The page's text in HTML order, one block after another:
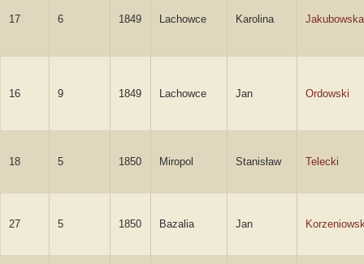
17 6 1849 Lachowce Karolina Jakubowska
16 9 1849 Lachowce Jan Ordowski
18 5 1850 Miropol Stanisław Telecki
27 5 1850 Bazalia Jan